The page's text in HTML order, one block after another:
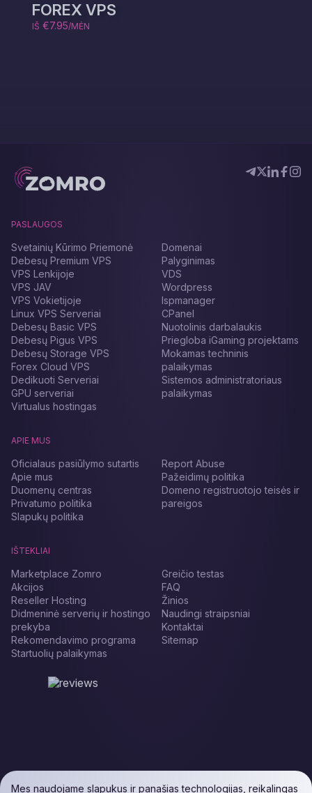
FOREX VPS
IŠ €7.95/MĖN
PASLAUGOS
Svetainių Kūrimo Priemonė
Debesų Premium VPS
VPS Lenkijoje
VPS JAV
VPS Vokietijoje
Linux VPS Serveriai
Debesų Basic VPS
Debesų Pigus VPS
Debesų Storage VPS
Forex Cloud VPS
Dedikuoti Serveriai
GPU serveriai
Virtualus hostingas
Domenai
Palyginimas
VDS
Wordpress
Ispmanager
CPanel
Nuotolinis darbalaukis
Priegloba iGaming projektams
Mokamas techninis
palaikymas
Sistemos administratoriaus
palaikymas
APIE MUS
Oficialaus pasiūlymo sutartis
Apie mus
Duomenų centras
Privatumo politika
Slapukų politika
Report Abuse
Pažeidimų politika
Domeno registruotojo teisės ir
pareigos
IŠTEKLIAI
Marketplace Zomro
Akcijos
Reseller Hosting
Didmeninė serverių ir hostingo
prekyba
Rekomendavimo programa
Startuolių palaikymas
Greičio testas
FAQ
Žinios
Naudingi straipsniai
Kontaktai
Sitemap
Mes naudojame slapukus ir panašias technologijas, reikalingas